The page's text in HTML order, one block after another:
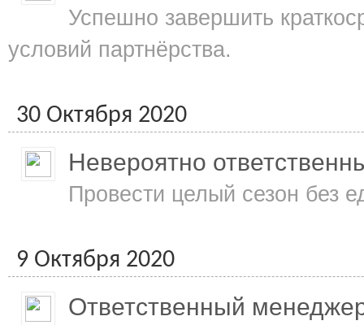
Успешно завершить
условий партнёрства.
30 Октября 2020
Невероятно
Провести целый сезон без
9 Октября 2020
Ответственный